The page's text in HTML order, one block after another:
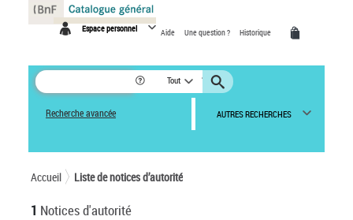
Espace personnel Aide Une question ? Historique
Tout
Recherche avancée AUTRES RECHERCHES
Accueil Liste de notices d’autorité
1 Notices d'autorité
Panneau de gestion des cookies